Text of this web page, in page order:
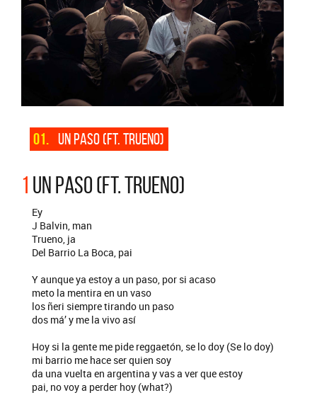
01. UN PASO (FT. TRUENO)
1 UN PASO (FT. TRUENO)
Ey
J Balvin, man
Trueno, ja
Del Barrio La Boca, pai
Y aunque ya estoy a un paso, por si acaso
meto la mentira en un vaso
los ñeri siempre tirando un paso
dos má’ y me la vivo así
Hoy si la gente me pide reggaetón, se lo doy (Se lo doy)
mi barrio me hace ser quien soy
da una vuelta en argentina y vas a ver que estoy
pai, no voy a perder hoy (what?)